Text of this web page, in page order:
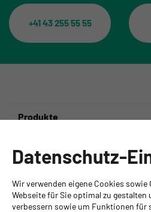
+41 43 255 55 55
Produkte
GYSO AG
Hauptsitz Kloten
Datenschutz-
Wir verwenden eigene Cookies
Webseite für Sie optimal zu gestalten
verbessern sowie um Funktionen für